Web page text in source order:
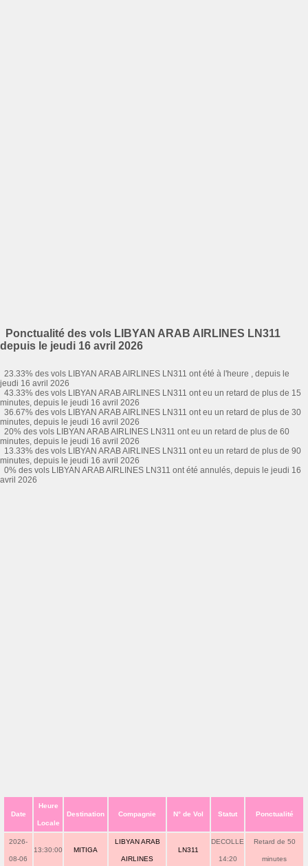
Ponctualité des vols LIBYAN ARAB AIRLINES LN311
depuis le jeudi 16 avril 2026
23.33% des vols LIBYAN ARAB AIRLINES LN311 ont été à l'heure , depuis le
jeudi 16 avril 2026
43.33% des vols LIBYAN ARAB AIRLINES LN311 ont eu un retard de plus de 15
minutes, depuis le jeudi 16 avril 2026
36.67% des vols LIBYAN ARAB AIRLINES LN311 ont eu un retard de plus de 30
minutes, depuis le jeudi 16 avril 2026
20% des vols LIBYAN ARAB AIRLINES LN311 ont eu un retard de plus de 60
minutes, depuis le jeudi 16 avril 2026
13.33% des vols LIBYAN ARAB AIRLINES LN311 ont eu un retard de plus de 90
minutes, depuis le jeudi 16 avril 2026
0% des vols LIBYAN ARAB AIRLINES LN311 ont été annulés, depuis le jeudi 16
avril 2026
Date
Heure
Locale
Destination Compagnie N° de Vol Statut Ponctualité
2026-
08-06
13:30:00 MITIGA
LIBYAN ARAB
AIRLINES
LN311
DECOLLE
14:20
Retard de 50
minutes